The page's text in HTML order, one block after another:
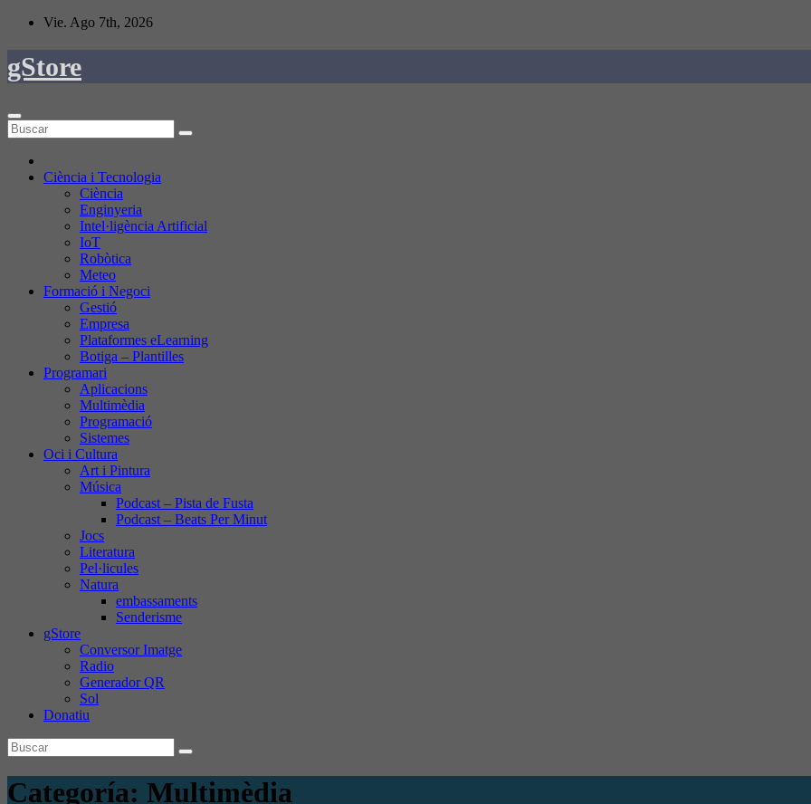
Saltar
contenido
Vie. Ago 7th, 2026
gStore
Ciència i Tecnologia
Ciència
Enginyeria
Intel·ligència Artificial
IoT
Robòtica
Meteo
Formació i Negoci
Gestió
Empresa
Plataformes eLearning
Botiga – Plantilles
Programari
Aplicacions
Multimèdia
Programació
Sistemes
Oci i Cultura
Art i Pintura
Música
Podcast – Pista de Fusta
Podcast – Beats Per Minut
Jocs
Literatura
Pel·licules
Natura
embassaments
Senderisme
gStore
Conversor Imatge
Radio
Generador QR
Sol
Donatiu
Categoría: Multimèdia